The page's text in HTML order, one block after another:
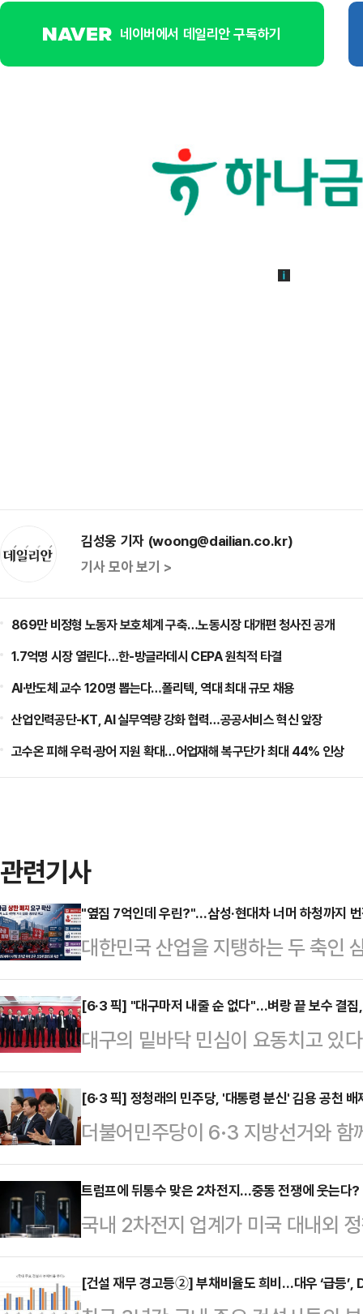
네이버에서 데일리안 구독하기
김성웅 기자 (woong@dailian.co.kr)
기사 모아 보기 >
869만 비정형 노동자 보호체계 구축…노동시장 대개편 청사진 공개
1.7억명 시장 열린다…한-방글라데시 CEPA 원칙적 타결
AI·반도체 교수 120명 뽑는다…폴리텍, 역대 최대 규모 채용
산업인력공단-KT, AI 실무역량 강화 협력…공공서비스 혁신 앞장
고수온 피해 우럭·광어 지원 확대…어업재해 복구단가 최대 44% 인상
관련기사
"옆집 7억인데 우린?"…삼성·현대차 너머 하청까지
대한민국 산업을 지탱하는 두 축인
소용돌이에 휘말렸다. 개별 기업의
러싼 ‘보상 전쟁’이 산업 생태계 전
패권 경쟁이 정점에 달한 골든타임
락과 인재 유출이라는 치명적인 리
르면 이번 사태의 발단은 반도체 업
SK하이닉스는 올해 1분기 영업이
며 엔비디아의 지난해 …
[6·3 픽] "대구마저 내줄 순 없다"…벼랑 끝 보수 결
대구의 밑바닥 민심이 요동치고 있
이 확정되는 과정이 험난했다. 컷
균열이 발생했다.하지만 벼랑 끝에
다. 주호영 의원과 이진숙 전 방송
치로 결단을 내리면서다. 이들의 합
될지 주목된다.27일 대구 지역 정
김부겸이라는 거물과 맞서야 하는
바닥 민심을 파고들고…
[6·3 픽] 정청래의 민주당, '대통령 분신' 김용 공천
더불어민주당이 6·3 지방선거와
대통령의 '분신' 격인 김용 전 민주
재명)계의 공개 압박에도 불구하고
부원장을 공천하지 않으면서, 공천
로 비화할 것이란 전망이 제기된다
기도권 재보궐선거 전략공천 인사
트럼프에 뒤통수 맞은 2차전지…중동 전쟁에 웃는다?
국내 2차전지 업계가 미국 대내외
널드 트럼프 대통령의 '전 정부 정
폭풍이 가중되던 상황에서 중동 전
[건설 재무 경고등②] 부채비율도 희비…대우 ‘급등’,